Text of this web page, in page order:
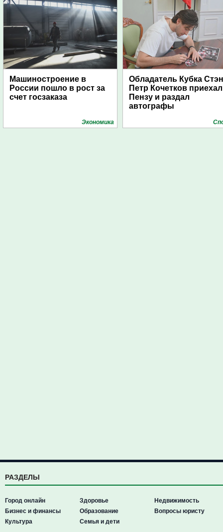
Машиностроение в
России пошло в рост за
счет госзаказа
Экономика
Обладатель Кубка
Петр Кочетков
Пензу и раздал
автографы
РАЗДЕЛЫ
Город онлайн
Бизнес и финансы
Культура
Здоровье
Образование
Семья и дети
Недвижимость
Вопросы юристу